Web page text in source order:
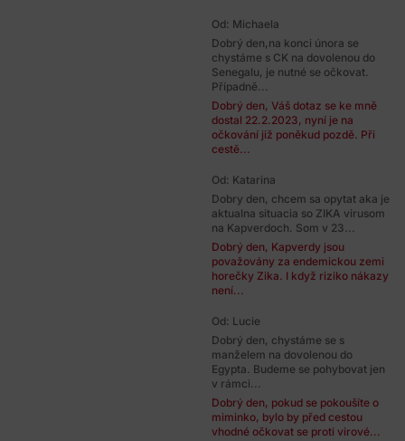
Od: Michaela
Dobrý den,na konci února se
chystáme s CK na dovolenou do
Senegalu, je nutné se očkovat.
Případně...
Dobrý den, Váš dotaz se ke mně
dostal 22.2.2023, nyní je na
očkování již poněkud pozdě. Při
cestě...
Od: Katarina
Dobry den, chcem sa opytat aka je
aktualna situacia so ZIKA virusom
na Kapverdoch. Som v 23...
Dobrý den, Kapverdy jsou
považovány za endemickou zemi
horečky Zika. I když riziko nákazy
není...
Od: Lucie
Dobrý den, chystáme se s
manželem na dovolenou do
Egypta. Budeme se pohybovat jen
v rámci...
Dobrý den, pokud se pokoušíte o
miminko, bylo by před cestou
vhodné očkovat se proti virové...